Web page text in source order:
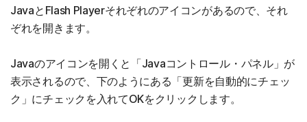
JavaとFlash Playerそれぞれのアイコンがあるので、それ
ぞれを開きます。
Javaのアイコンを開くと「Javaコントロール・パネル」が
表示されるので、下のようにある「更新を自動的にチェッ
ク」にチェックを入れてOKをクリックします。